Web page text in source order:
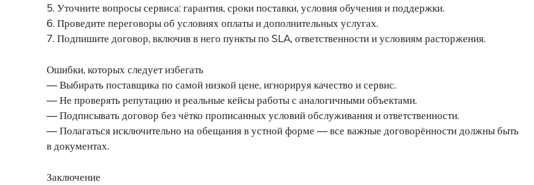
5. Уточните вопросы сервиса: гарантия, сроки поставки, условия обучения и поддержки.
6. Проведите переговоры об условиях оплаты и дополнительных услугах.
7. Подпишите договор, включив в него пункты по SLA, ответственности и условиям расторжения.
Ошибки, которых следует избегать
— Выбирать поставщика по самой низкой цене, игнорируя качество и сервис.
— Не проверять репутацию и реальные кейсы работы с аналогичными объектами.
— Подписывать договор без чётко прописанных условий обслуживания и ответственности.
— Полагаться исключительно на обещания в устной форме — все важные договорённости должны быть
в документах.
Заключение